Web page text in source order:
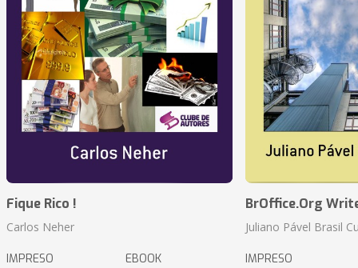
Fique Rico !
Carlos Neher
IMPRESO EBOOK
BrOffice.Org
Juliano Pável Brasil
IMPRESO